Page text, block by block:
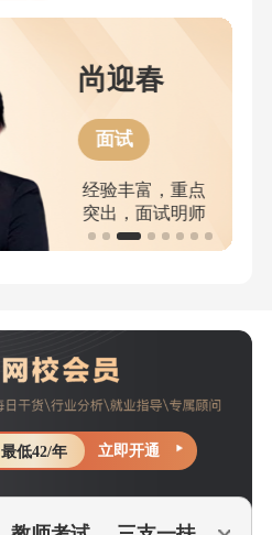
尚迎春
面试
经验丰富，重点
突出，面试明师
立即开通
最低42/年